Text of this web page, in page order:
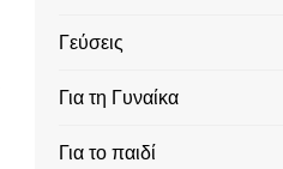
Γεύσεις
Για τη Γυναίκα
Για το παιδί